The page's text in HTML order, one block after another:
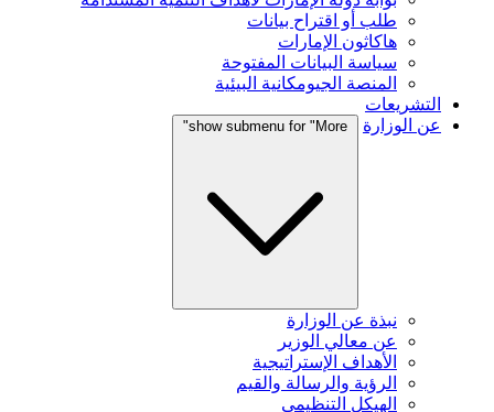
طلب أو اقتراح بيانات
هاكاثون الإمارات
سياسة البيانات المفتوحة
المنصة الجيومكانية البيئية
التشريعات
عن الوزارة
show submenu for "More"
نبذة عن الوزارة
عن معالي الوزير
الأهداف الإستراتيجية
الرؤية والرسالة والقيم
الهيكل التنظيمي